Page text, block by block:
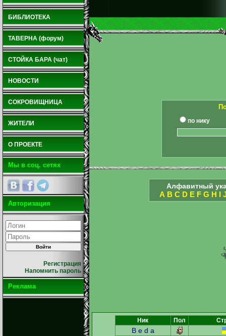
БИБЛИОТЕКА
ТАВЕРНА (форум)
СТОЙКА БАРА (чат)
НОВОСТИ
СОКРОВИЩНИЦА
ЖИТЕЛИ
О ПРОЕКТЕ
Мы в соц. сетях
Авторизация
Регистрация
Напомнить пароль
Реклама
по нику
Алфавитный
A B C D E F G H I
Ник Пол
B e d a